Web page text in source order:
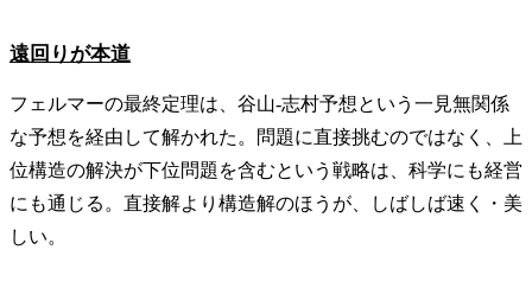
遠回りが本道
フェルマーの最終定理は、谷山-志村予想という一見無関係
な予想を経由して解かれた。問題に直接挑むのではなく、上
位構造の解決が下位問題を含むという戦略は、科学にも経営
にも通じる。直接解より構造解のほうが、しばしば速く・美
しい。